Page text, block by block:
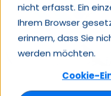
nicht erfasst. Ein
Ihrem Browser
erinnern, dass Sie
werden möchten.
Cookie-